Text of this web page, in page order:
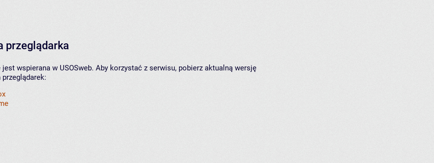
przeglądarka
jest wspierana w USOSweb. Aby korzystać z serwisu, pobierz aktualną wersję